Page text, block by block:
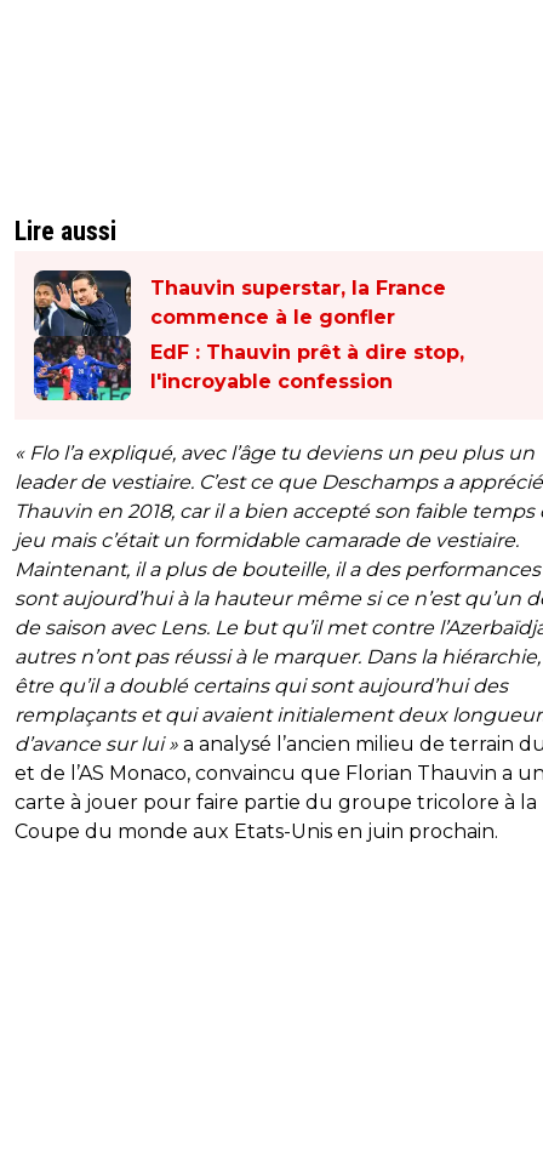
Lire aussi
Thauvin superstar, la France
commence à le gonfler
EdF : Thauvin prêt à dire stop,
l'incroyable confession
« Flo l’a expliqué, avec l’âge tu deviens un peu plus un
leader de vestiaire. C’est ce que Deschamps a
Thauvin en 2018, car il a bien accepté son faible temps
jeu mais c’était un formidable camarade de vestiaire.
Maintenant, il a plus de bouteille, il a des
sont aujourd’hui à la hauteur même si ce n’est qu’un
de saison avec Lens. Le but qu’il met contre
autres n’ont pas réussi à le marquer. Dans la
être qu’il a doublé certains qui sont aujourd’hui des
remplaçants et qui avaient initialement deux
d’avance sur lui » a analysé l’ancien milieu de terrain
et de l’AS Monaco, convaincu que Florian Thauvin a
carte à jouer pour faire partie du groupe tricolore à la
Coupe du monde aux Etats-Unis en juin prochain.